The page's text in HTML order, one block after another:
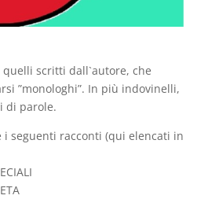
scritti dall`autore, che
”monologhi”. In più indovinelli,
di parole.
i seguenti racconti (qui elencati in